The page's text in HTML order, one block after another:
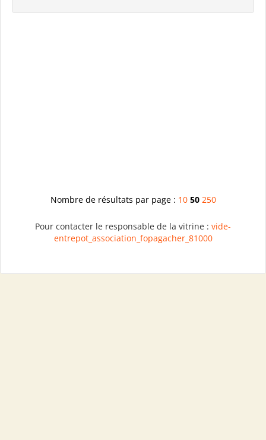
Nombre de résultats par page : 10 50 250
Pour contacter le responsable de la vitrine : vide-
entrepot_association_fopagacher_81000